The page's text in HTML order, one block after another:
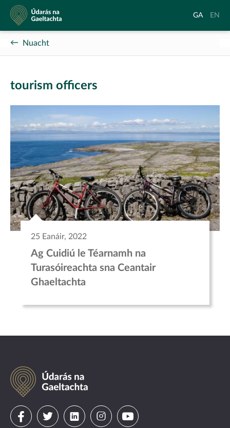
Údarás
na
Gaeltachta
Aistrigh
Gaeilge
GA
to
EN
Nuacht
tourism officers
25 Eanáir, 2022
Ag Cuidiú le Téarnamh na
Turasóireachta sna Ceantair
Ghaeltachta
Údarás
na
Gaeltachta
VisitVisitVisitVisitVisit